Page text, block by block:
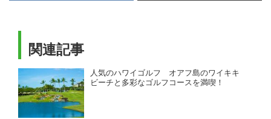
関連記事
人気のハワイゴルフ オアフ島のワイキキ
ビーチと多彩なゴルフコースを満喫！